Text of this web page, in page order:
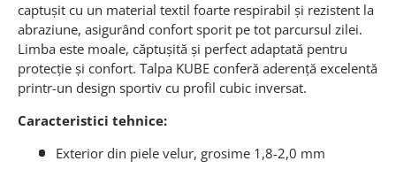
captușit cu un material textil foarte respirabil și rezistent la
abraziune, asigurând confort sporit pe tot parcursul zilei.
Limba este moale, căptușită și perfect adaptată pentru
protecție și confort. Talpa KUBE conferă aderență excelentă
printr-un design sportiv cu profil cubic inversat.
Caracteristici tehnice:
Exterior din piele velur, grosime 1,8-2,0 mm